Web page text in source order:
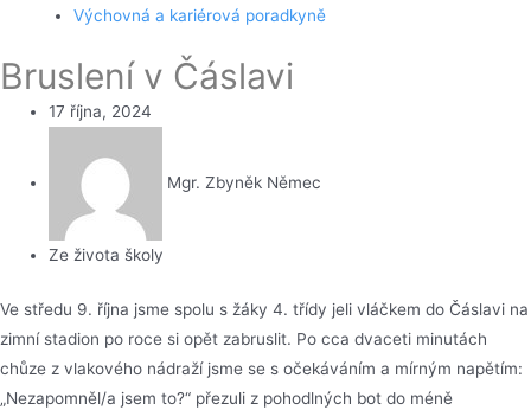
Výchovná a kariérová poradkyně
Bruslení v Čáslavi
17 října, 2024
Mgr. Zbyněk Němec
Ze života školy
Ve středu 9. října jsme spolu s žáky 4. třídy jeli vláčkem do Čáslavi na
zimní stadion po roce si opět zabruslit. Po cca dvaceti minutách
chůze z vlakového nádraží jsme se s očekáváním a mírným napětím:
„Nezapomněl/a jsem to?“ přezuli z pohodlných bot do méně